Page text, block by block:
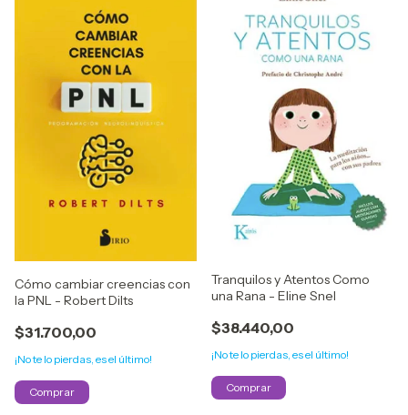
Cómo cambiar creencias con
la PNL - Robert Dilts
$31.700,00
¡No te lo pierdas, es el último!
Tranquilos y Atentos Como
una Rana - Eline Snel
$38.440,00
¡No te lo pierdas, es el último!